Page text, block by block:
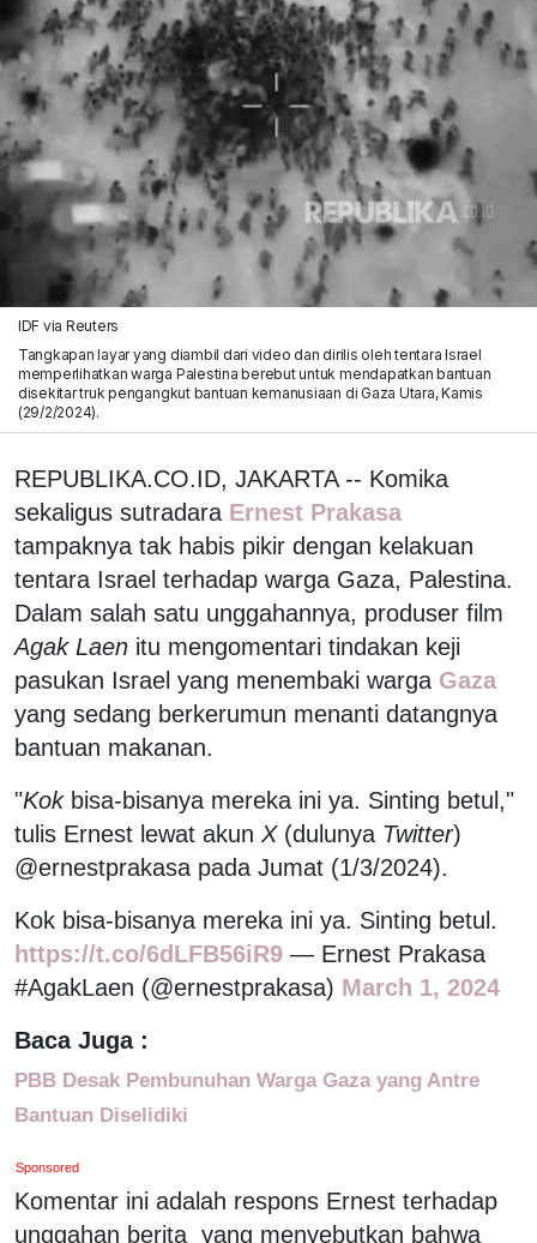
IDF via Reuters
Tangkapan layar yang diambil dari video dan dirilis oleh tentara Israel
memperlihatkan warga Palestina berebut untuk mendapatkan bantuan
disekitar truk pengangkut bantuan kemanusiaan di Gaza Utara, Kamis
(29/2/2024).
REPUBLIKA.CO.ID, JAKARTA -- Komika
sekaligus sutradara Ernest Prakasa
tampaknya tak habis pikir dengan kelakuan
tentara Israel terhadap warga Gaza, Palestina.
Dalam salah satu unggahannya, produser film
Agak Laen itu mengomentari tindakan keji
pasukan Israel yang menembaki warga Gaza
yang sedang berkerumun menanti datangnya
bantuan makanan.
"Kokbisa-bisanya mereka ini ya. Sinting betul,"
tulis Ernest lewat akun X(dulunya Twitter)
@ernestprakasa pada Jumat (1/3/2024).
Kok bisa-bisanya mereka ini ya. Sinting betul.
https://t.co/6dLFB56iR9 — Ernest Prakasa
#AgakLaen (@ernestprakasa) March 1, 2024
Baca Juga :
PBB Desak Pembunuhan Warga Gaza yang Antre
Bantuan Diselidiki
Sponsored
Komentar ini adalah respons Ernest terhadap
unggahan berita yang menyebutkan bahwa